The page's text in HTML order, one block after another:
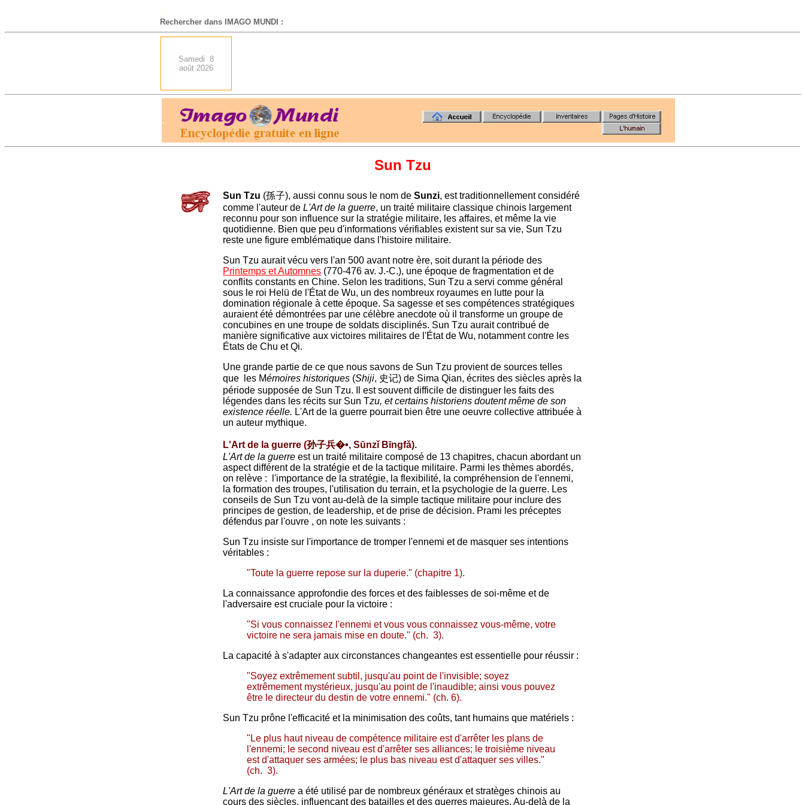
-
Rechercher dans IMAGO MUNDI :
Samedi 8
août 2026
.
Sun Tzu
Sun Tzu (孫子), aussi connu sous le nom de Sunzi, est traditionnellement considéré
comme l'auteur de L'Art de la guerre, un traité militaire classique chinois largement
reconnu pour son influence sur la stratégie militaire, les affaires, et même la vie
quotidienne. Bien que peu d'informations vérifiables existent sur sa vie, Sun Tzu
reste une figure emblématique dans l'histoire militaire.
Sun Tzu aurait vécu vers l'an 500 avant notre ère, soit durant la période des
Printemps et Automnes (770-476 av. J.-C.), une époque de fragmentation et de
conflits constants en Chine. Selon les traditions, Sun Tzu a servi comme général
sous le roi Helü de l'État de Wu, un des nombreux royaumes en lutte pour la
domination régionale à cette époque. Sa sagesse et ses compétences stratégiques
auraient été démontrées par une célèbre anecdote où il transforme un groupe de
concubines en une troupe de soldats disciplinés. Sun Tzu aurait contribué de
manière significative aux victoires militaires de l'État de Wu, notamment contre les
États de Chu et Qi.
Une grande partie de ce que nous savons de Sun Tzu provient de sources telles
que les Mémoires historiques (Shiji, 史记) de Sima Qian, écrites des siècles après la
période supposée de Sun Tzu. Il est souvent difficile de distinguer les faits des
légendes dans les récits sur Sun Tzu, et certains historiens doutent même de son
existence réelle. L'Art de la guerre pourrait bien être une oeuvre collective attribuée à
un auteur mythique.
L'Art de la guerre (孙子兵�•, Sūnzǐ Bīngfǎ).
L'Art de la guerre est un traité militaire composé de 13 chapitres, chacun abordant un
aspect différent de la stratégie et de la tactique militaire. Parmi les thèmes abordés,
on relève : l'importance de la stratégie, la flexibilité, la compréhension de l'ennemi,
la formation des troupes, l'utilisation du terrain, et la psychologie de la guerre. Les
conseils de Sun Tzu vont au-delà de la simple tactique militaire pour inclure des
principes de gestion, de leadership, et de prise de décision. Prami les préceptes
défendus par l'ouvre , on note les suivants :
Sun Tzu insiste sur l'importance de tromper l'ennemi et de masquer ses intentions
véritables :
"Toute la guerre repose sur la duperie." (chapitre 1).
La connaissance approfondie des forces et des faiblesses de soi-même et de
l'adversaire est cruciale pour la victoire :
"Si vous connaissez l'ennemi et vous vous connaissez vous-même, votre
victoire ne sera jamais mise en doute." (ch. 3).
La capacité à s'adapter aux circonstances changeantes est essentielle pour réussir :
"Soyez extrêmement subtil, jusqu'au point de l'invisible; soyez
extrêmement mystérieux, jusqu'au point de l'inaudible; ainsi vous pouvez
être le directeur du destin de votre ennemi." (ch. 6).
Sun Tzu prône l'efficacité et la minimisation des coûts, tant humains que matériels :
"Le plus haut niveau de compétence militaire est d'arrêter les plans de
l'ennemi; le second niveau est d'arrêter ses alliances; le troisième niveau
est d'attaquer ses armées; le plus bas niveau est d'attaquer ses villes."
(ch. 3).
L'Art de la guerre a été utilisé par de nombreux généraux et stratèges chinois au
cours des siècles, influençant des batailles et des guerres majeures. Au-delà de la